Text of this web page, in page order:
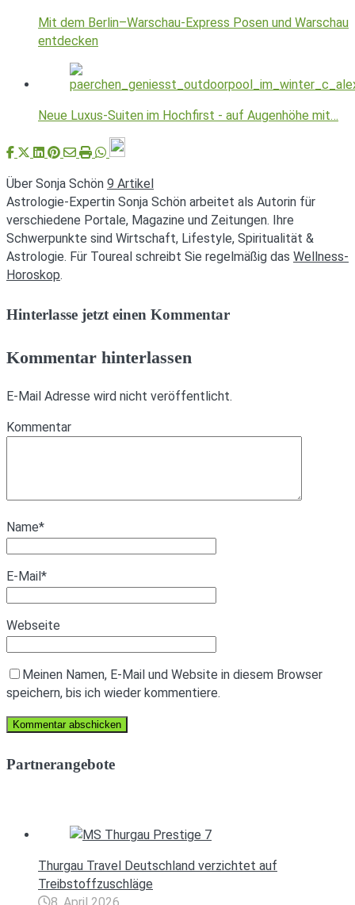
Mit dem Berlin–Warschau-Express Posen und Warschau
entdecken
Neue Luxus-Suiten im Hochfirst - auf Augenhöhe mit…
Über Sonja Schön 9 Artikel
Astrologie-Expertin Sonja Schön arbeitet als Autorin für
verschiedene Portale, Magazine und Zeitungen. Ihre
Schwerpunkte sind Wirtschaft, Lifestyle, Spiritualität &
Astrologie. Für Toureal schreibt Sie regelmäßig das Wellness-
Horoskop.
Hinterlasse jetzt einen Kommentar
Kommentar hinterlassen
E-Mail Adresse wird nicht veröffentlicht.
Kommentar
Name*
E-Mail *
Webseite
Meinen Namen, E-Mail und Website in diesem Browser
speichern, bis ich wieder kommentiere.
Partnerangebote
Thurgau Travel Deutschland verzichtet auf
Treibstoffzuschläge